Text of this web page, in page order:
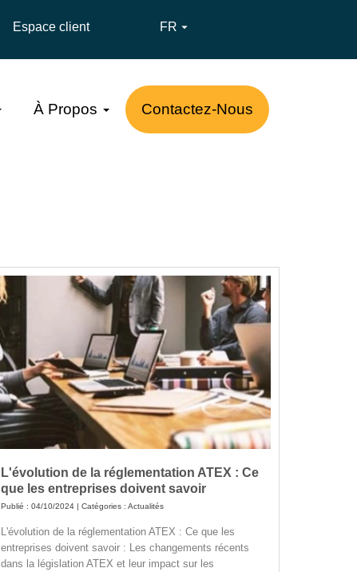
Espace client FR 
À Propos Contactez-Nous
L'évolution de la réglementation ATEX : Ce
que les entreprises doivent savoir
Publié : 04/10/2024 | Catégories : Actualités
L'évolution de la réglementation ATEX : Ce que les
entreprises doivent savoir : Les changements récents
dans la législation ATEX et leur impact sur les